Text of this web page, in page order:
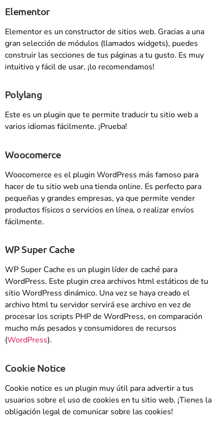
Elementor
Elementor es un constructor de sitios web. Gracias a una
gran selección de módulos (llamados widgets), puedes
construir las secciones de tus páginas a tu gusto. Es muy
intuitivo y fácil de usar, ¡lo recomendamos!
Polylang
Este es un plugin que te permite traducir tu sitio web a
varios idiomas fácilmente. ¡Prueba!
Woocomerce
Woocomerce es el plugin WordPress más famoso para
hacer de tu sitio web una tienda online. Es perfecto para
pequeñas y grandes empresas, ya que permite vender
productos físicos o servicios en línea, o realizar envíos
fácilmente.
WP Super Cache
WP Super Cache es un plugin líder de caché para
WordPress. Este plugin crea archivos html estáticos de tu
sitio WordPress dinámico. Una vez se haya creado el
archivo html tu servidor servirá ese archivo en vez de
procesar los scripts PHP de WordPress, en comparación
mucho más pesados y consumidores de recursos
(WordPress).
Cookie Notice
Cookie notice es un plugin muy útil para advertir a tus
usuarios sobre el uso de cookies en tu sitio web. ¡Tienes la
obligación legal de comunicar sobre las cookies!